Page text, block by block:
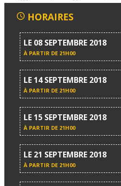
HORAIRES
LE 08 SEPTEMBRE 2018
À PARTIR DE 21H00
LE 14 SEPTEMBRE 2018
À PARTIR DE 21H00
LE 15 SEPTEMBRE 2018
À PARTIR DE 21H00
LE 21 SEPTEMBRE 2018
À PARTIR DE 21H00